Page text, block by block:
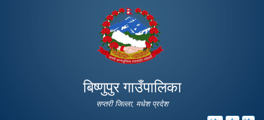
main
content
बिष्णुपुर गाउँपालिका
सप्तरी जिल्ला, मधेश प्रदेश